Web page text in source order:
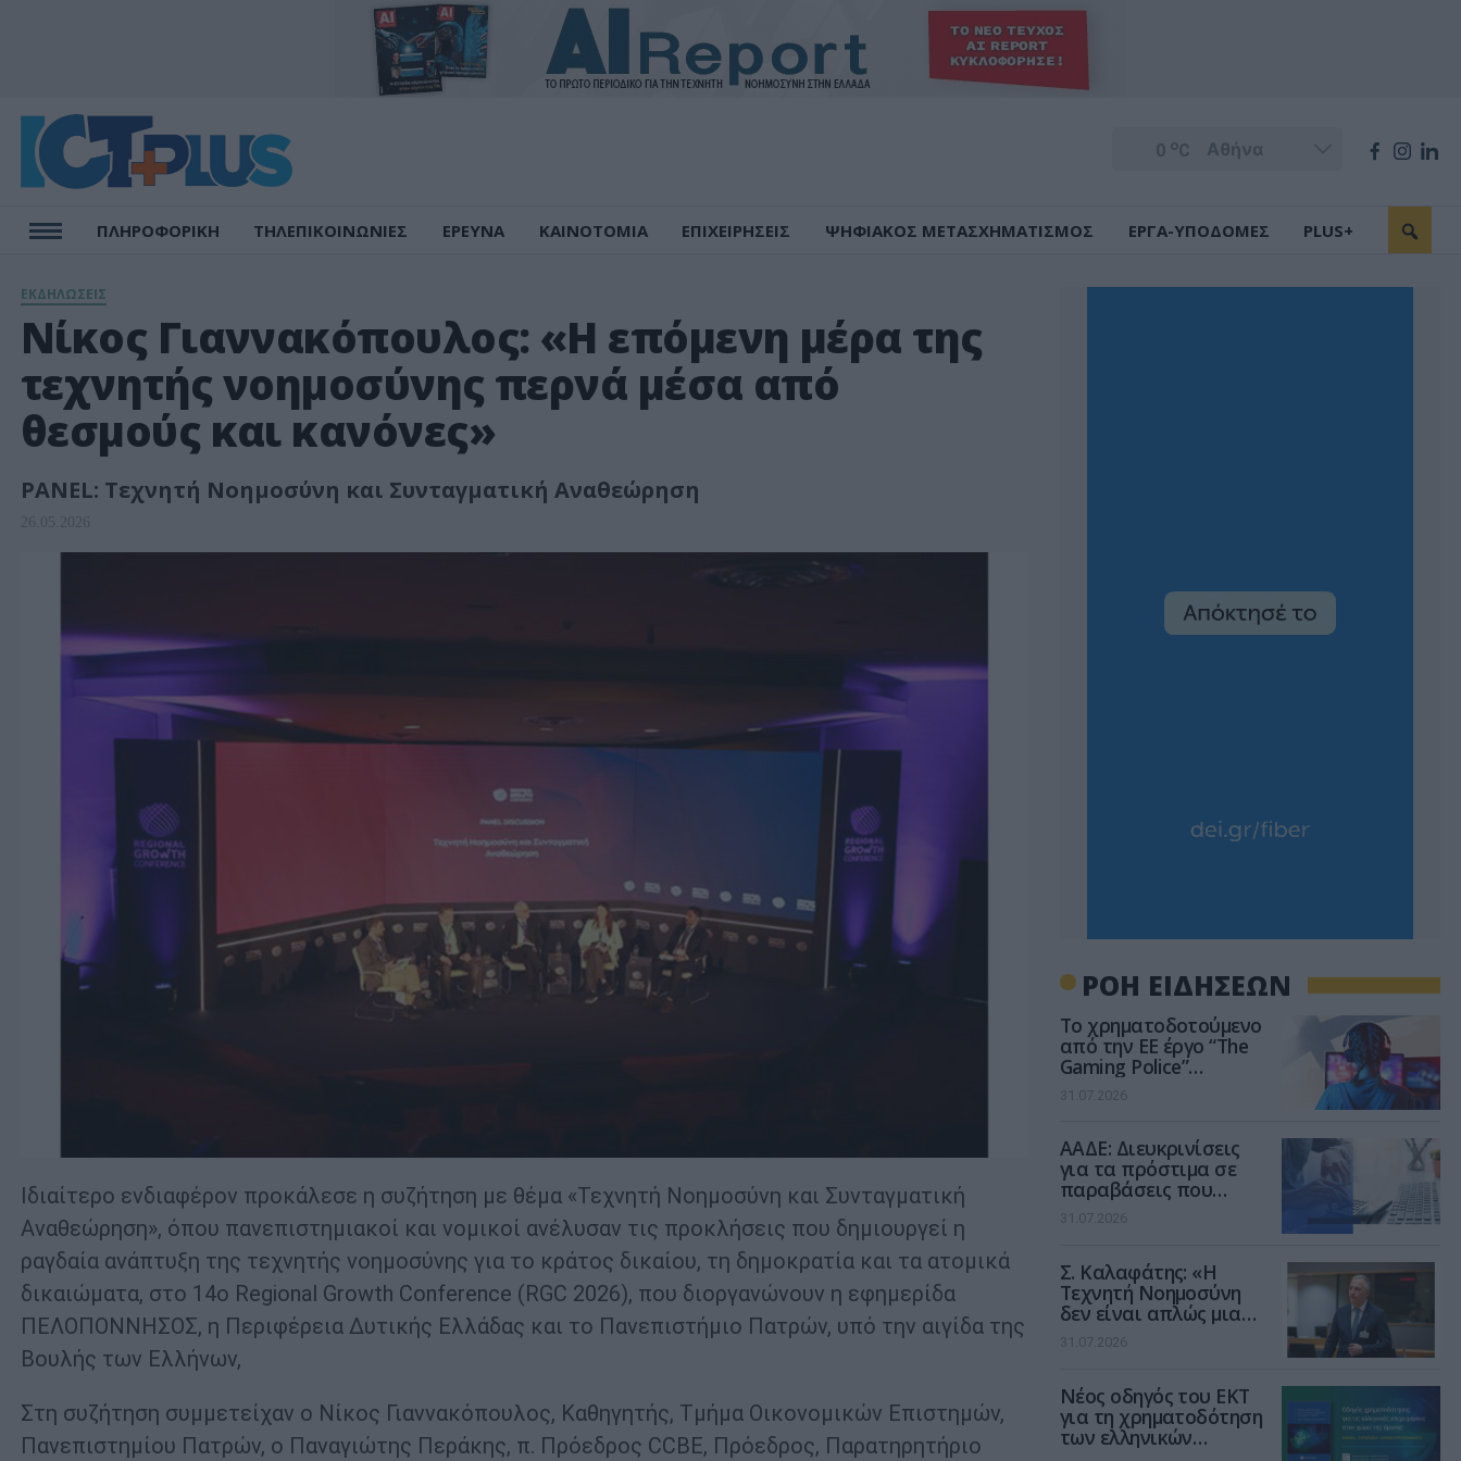
0 oC
ΠΛΗΡΟΦΟΡΙΚΗ ΤΗΛΕΠΙΚΟΙΝΩΝΙΕΣ ΕΡΕΥΝΑ ΚΑΙΝΟΤΟΜΙΑ ΕΠΙΧΕΙΡΗΣΕΙΣ ΨΗΦΙΑΚΟΣ ΜΕΤΑΣΧΗΜΑΤΙΣΜΟΣ ΕΡΓΑ-ΥΠΟΔΟΜΕΣ PLUS+
ΕΚΔΗΛΩΣΕΙΣ
Νίκος Γιαννακόπουλος: «Η επόμενη μέρα της
τεχνητής νοημοσύνης περνά μέσα από
θεσμούς και κανόνες»
PANEL: Τεχνητή Νοημοσύνη και Συνταγματική Αναθεώρηση
26.05.2026
Iδιαίτερο ενδιαφέρον προκάλεσε η συζήτηση με θέμα «Τεχνητή Νοημοσύνη και Συνταγματική
Αναθεώρηση», όπου πανεπιστημιακοί και νομικοί ανέλυσαν τις προκλήσεις που δημιουργεί η
ραγδαία ανάπτυξη της τεχνητής νοημοσύνης για το κράτος δικαίου, τη δημοκρατία και τα ατομικά
δικαιώματα, στο 14ο Regional Growth Conference (RGC 2026), που διοργανώνουν η εφημερίδα
ΠΕΛΟΠΟΝΝΗΣΟΣ, η Περιφέρεια Δυτικής Ελλάδας και το Πανεπιστήμιο Πατρών, υπό την αιγίδα της
Βουλής των Ελλήνων,
Στη συζήτηση συμμετείχαν ο Νίκος Γιαννακόπουλος, Καθηγητής, Τμήμα Οικονομικών Επιστημών,
Πανεπιστημίου Πατρών, ο Παναγιώτης Περάκης, π. Πρόεδρος CCBE, Πρόεδρος, Παρατηρητήριο
ΡΟΗ ΕΙΔΗΣΕΩΝ
Το χρηματοδοτούμενο
από την ΕΕ έργο “The
Gaming Police”
ενισχύει την ασφάλεια
των παιδιών στο
31.07.2026
ΑΑΔΕ: Διευκρινίσεις
για τα πρόστιμα σε
παραβάσεις που
αφορούν τους ΦΗΜ
31.07.2026
Σ. Καλαφάτης: «Η
Τεχνητή Νοημοσύνη
δεν είναι απλώς μια
νέα τεχνολογία, είναι
μια νέα βιομηχανική
31.07.2026
Νέος οδηγός του ΕΚΤ
για τη χρηματοδότηση
των ελληνικών